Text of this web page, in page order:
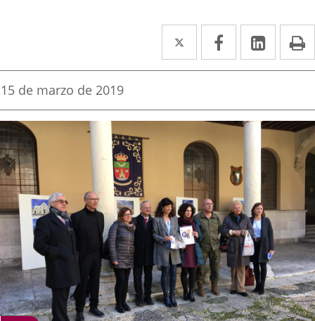
Twitter
Enlace
a
aplicación
externa.
Facebook
Enlace
a
aplicación
externa.
Enlace
a
Fecha
la
noticia
15 de marzo de 2019